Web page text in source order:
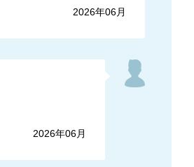
2026年06月
2026年06月